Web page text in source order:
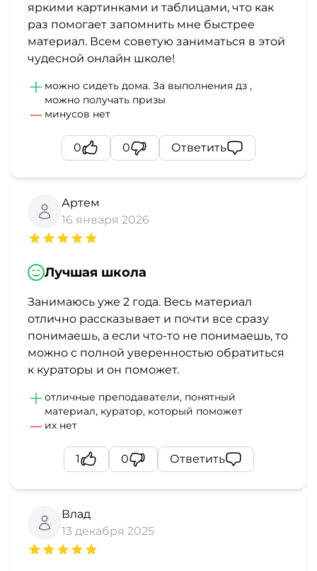
яркими картинками и таблицами, что как
раз помогает запомнить мне быстрее
материал. Всем советую заниматься в этой
чудесной онлайн школе!
можно сидеть дома. За выполнения дз ,
можно получать призы
минусов нет
0 0 Ответить
Артем
16 января 2026
Лучшая школа
Занимаюсь уже 2 года. Весь материал
отлично рассказывает и почти все сразу
понимаешь, а если что-то не понимаешь, то
можно с полной уверенностью обратиться
к кураторы и он поможет.
отличные преподаватели, понятный
материал, куратор, который поможет
их нет
1 0 Ответить
Влад
13 декабря 2025